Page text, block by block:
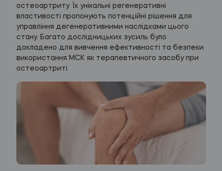
остеоартриту. Їх унікальні регенеративні
властивості пропонують потенційні рішення для
управління дегенеративними наслідками цього
стану. Багато дослідницьких зусиль було
докладено для вивчення ефективності та безпеки
використання МСК як терапевтичного засобу при
остеоартриті.